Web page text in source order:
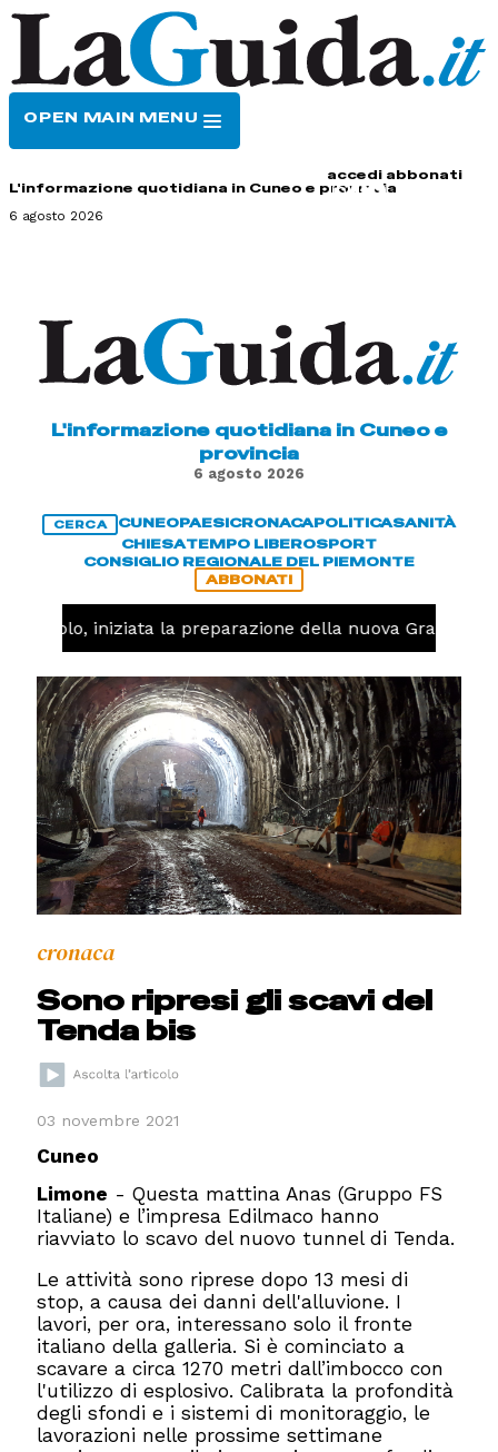
OPEN MAIN MENU
accedi abbonati
L'informazione quotidiana in Cuneo e provincia
6 agosto 2026
L'informazione quotidiana in Cuneo e
provincia
6 agosto 2026
CERCA CUNEOPAESICRONACAPOLITICASANITÀ
CHIESATEMPO LIBEROSPORT
CONSIGLIO REGIONALE DEL PIEMONTE
ABBONATI
iniziata la preparazione della nuova Granda
cronaca
Sono ripresi gli scavi del
Tenda bis
03 novembre 2021
Cuneo
Limone - Questa mattina Anas (Gruppo FS
Italiane) e l’impresa Edilmaco hanno
riavviato lo scavo del nuovo tunnel di Tenda.
Le attività sono riprese dopo 13 mesi di
stop, a causa dei danni dell'alluvione. I
lavori, per ora, interessano solo il fronte
italiano della galleria. Si è cominciato a
scavare a circa 1270 metri dall’imbocco con
l'utilizzo di esplosivo. Calibrata la profondità
degli sfondi e i sistemi di monitoraggio, le
lavorazioni nelle prossime settimane